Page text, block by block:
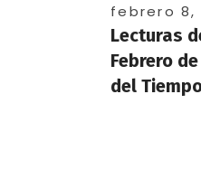
febrero 8,
Lecturas
Febrero
del